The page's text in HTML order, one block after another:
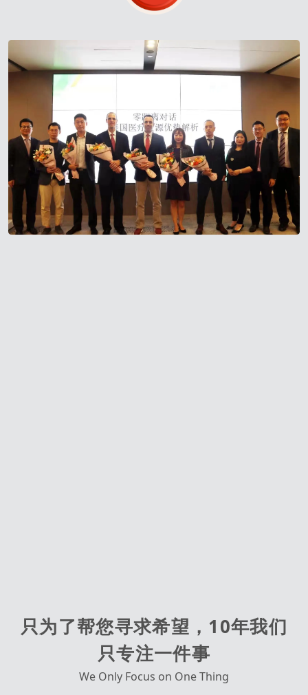
只为了帮您寻求希望，10年我们
只专注一件事
We Only Focus on One Thing